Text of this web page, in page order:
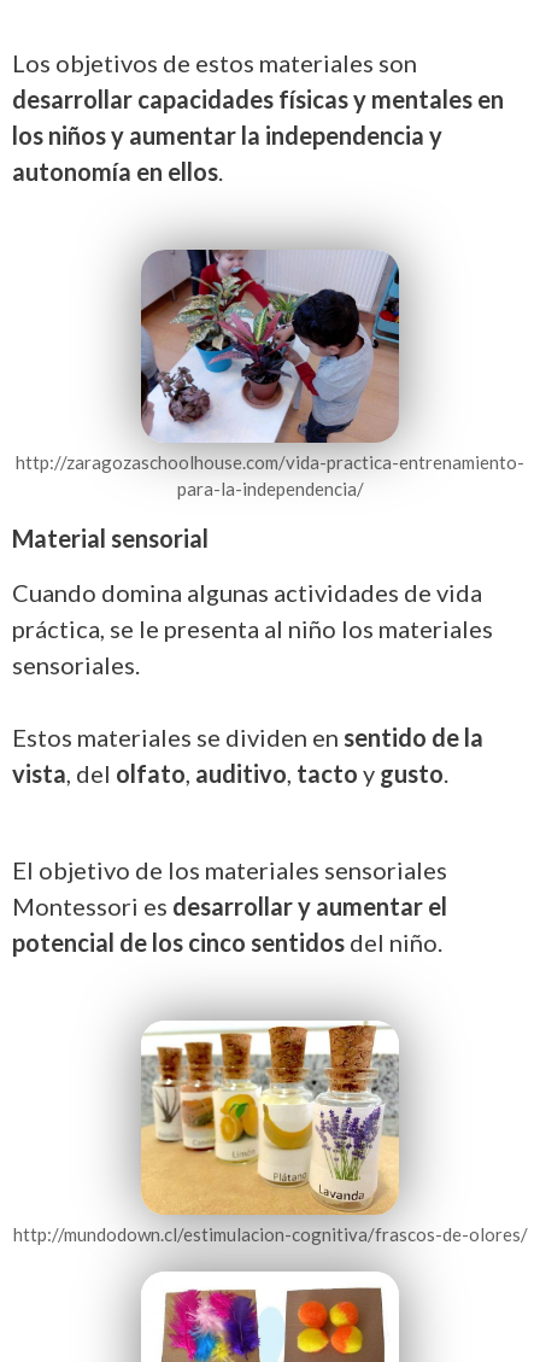
Los objetivos de estos materiales son
desarrollar capacidades físicas y mentales en
los niños y aumentar la independencia y
autonomía en ellos.
http://zaragozaschoolhouse.com/vida-practica-entrenamiento-
para-la-independencia/
Material sensorial
Cuando domina algunas actividades de vida
práctica, se le presenta al niño los materiales
sensoriales.
Estos materiales se dividen en sentido de la
vista, del olfato, auditivo, tacto y gusto.
El objetivo de los materiales sensoriales
Montessori es desarrollar y aumentar el
potencial de los cinco sentidos del niño.
http://mundodown.cl/estimulacion-cognitiva/frascos-de-olores/